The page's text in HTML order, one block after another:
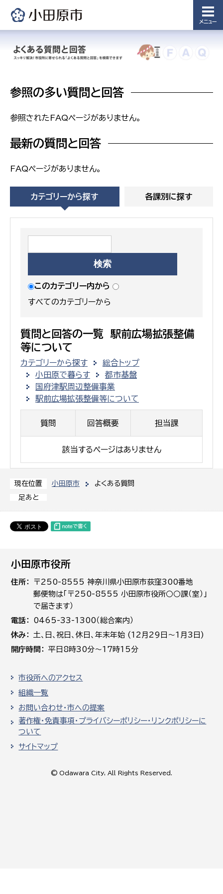
メニュー
務局
議会総務
課
現在位置 小田原市
よくある質問
足あと
参照の多い質問と回答
参照されたFAQページがありません。
最新の質問と回答
FAQページがありません。
カテゴリーから探す 各課別に探す
このカテゴリー内から
すべてのカテゴリーから
質問と回答の一覧 駅前広場拡張整備
等について
カテゴリーから探す
総合トップ
小田原で暮らす
都市基盤
国府津駅周辺整備事業
駅前広場拡張整備等について
質問 回答概要 担当課
該当するページはありません
小田原市役所
住所
〒250-8555 神奈川県小田原市荻窪300番地
郵便物は「〒250-8555 小田原市役所○○課（室）」
で届きます）
電話
0465-33-1300（総合案内）
休み
土､日､祝日、休日、年末年始 (12月29日～1月3日)
開庁時間
平日8時30分～17時15分
市役所へのアクセス
組織一覧
お問い合わせ・市への提案
著作権・免責事項・プライバシーポリシー・リンクポリシーに
ついて
サイトマップ
© Odawara City, All Rights Reserved.